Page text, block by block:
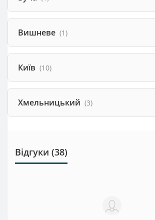
Вишневе (1)
Київ (10)
Хмельницький (3)
Відгуки (38)